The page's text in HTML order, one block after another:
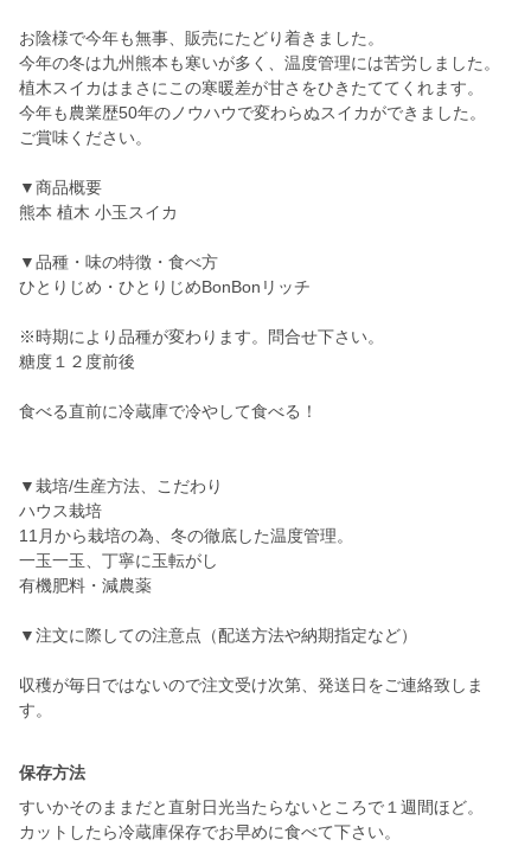
お陰様で今年も無事、販売にたどり着きました。
今年の冬は九州熊本も寒いが多く、温度管理には苦労しました。
植木スイカはまさにこの寒暖差が甘さをひきたててくれます。
今年も農業歴50年のノウハウで変わらぬスイカができました。
ご賞味ください。
▼商品概要
熊本 植木 小玉スイカ
▼品種・味の特徴・食べ方
ひとりじめ・ひとりじめBonBonリッチ
※時期により品種が変わります。問合せ下さい。
糖度１２度前後
食べる直前に冷蔵庫で冷やして食べる！
▼栽培/生産方法、こだわり
ハウス栽培
11月から栽培の為、冬の徹底した温度管理。
一玉一玉、丁寧に玉転がし
有機肥料・減農薬
▼注文に際しての注意点（配送方法や納期指定など）
収穫が毎日ではないので注文受け次第、発送日をご連絡致しま
す。
保存方法
すいかそのままだと直射日光当たらないところで１週間ほど。
カットしたら冷蔵庫保存でお早めに食べて下さい。